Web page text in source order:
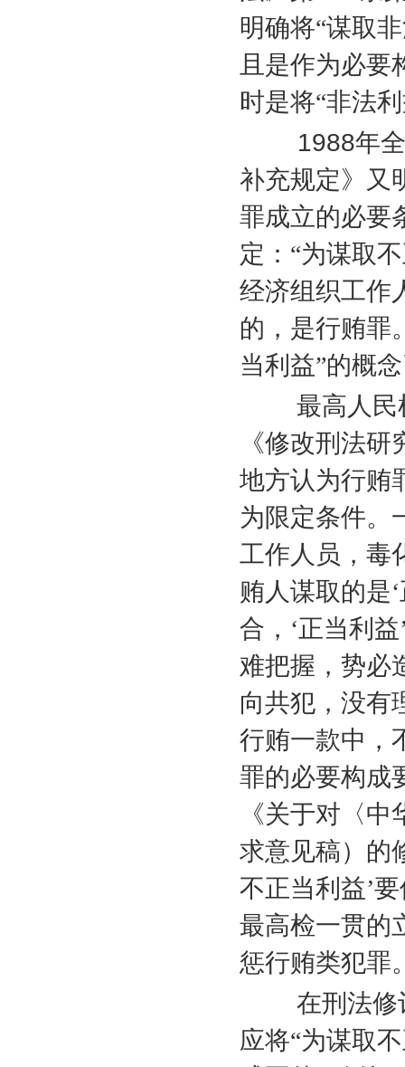
明确将“谋取
且是作为必要
时是将“非法
1988年
补充规定》又
罪成立的必要
定：“为谋取
经济组织工作
的，是行贿罪
当利益”的概
最高人民检
《修改刑法
地方认为行贿
为限定条件。
工作人员，毒
贿人谋取的是
合，‘正当利
难把握，势必
向共犯，没有
行贿一款中，
罪的必要构成
《关于对〈
求意见稿）的
不正当利益’
最高检一贯的
惩行贿类犯罪
在刑法修订
应将“为谋取